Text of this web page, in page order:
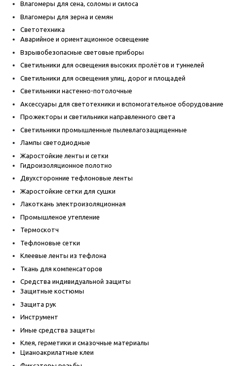
Влагомеры для сена, соломы и силоса
Влагомеры для зерна и семян
Светотехника
Аварийное и ориентационное освещение
Взрывобезопасные световые приборы
Светильники для освещения высоких пролётов и туннелей
Светильники для освещения улиц, дорог и площадей
Светильники настенно-потолочные
Аксессуары для светотехники и вспомогательное оборудование
Прожекторы и светильники направленного света
Светильники промышленные пылевлагозащищенные
Лампы светодиодные
Жаростойкие ленты и сетки
Гидроизоляционное полотно
Двухсторонние тефлоновые ленты
Жаростойкие сетки для сушки
Лакоткань электроизоляционная
Промышленое утепление
Термоскотч
Тефлоновые сетки
Клеевые ленты из тефлона
Ткань для компенсаторов
Средства индивидуальной защиты
Защитные костюмы
Защита рук
Инструмент
Иные средства защиты
Клея, герметики и смазочные материалы
Цианоакрилатные клеи